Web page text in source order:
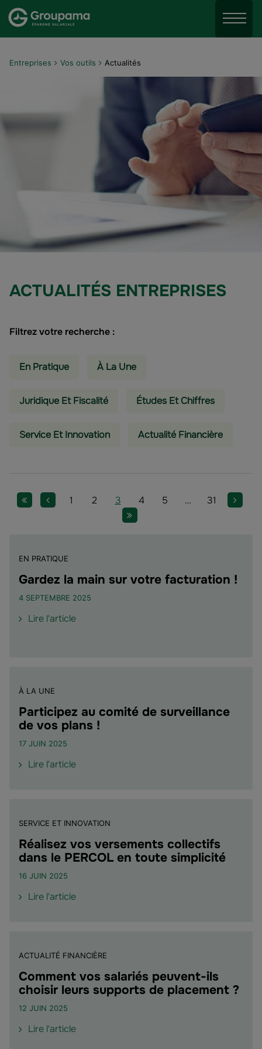
Aller au menu
Aller au contenu
Menu
Entreprises Vos outils Actualités
ACTUALITÉS ENTREPRISES
Filtrez votre recherche :
En Pratique À La Une
Juridique Et Fiscalité Études Et Chiffres
Service Et Innovation Actualité Financière
Pagination
Première page
Page précédente
Page
1 Page
2 Page
3 Page
4 Page
5 Page
… Page
31
Page
Dernière page
EN PRATIQUE
Gardez la main sur votre facturation !
4 SEPTEMBRE 2025
Lire l'articlede
facturation
!"
À LA UNE
Participez au comité de surveillance
de vos plans !
17 JUIN 2025
Lire l'articlede
de
surveillance
de
SERVICE ET INNOVATION
Réalisez vos versements collectifs
dans le PERCOL en toute simplicité
16 JUIN 2025
Lire l'articlede
collectifs
dans
le
PERCOL
ACTUALITÉ FINANCIÈRE
Comment vos salariés peuvent-ils
choisir leurs supports de placement ?
12 JUIN 2025
Lire l'articlede